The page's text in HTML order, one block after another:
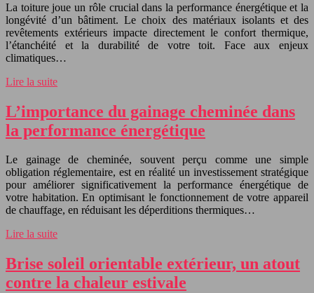
La toiture joue un rôle crucial dans la performance énergétique et la
longévité d’un bâtiment. Le choix des matériaux isolants et des
revêtements extérieurs impacte directement le confort thermique,
l’étanchéité et la durabilité de votre toit. Face aux enjeux
climatiques…
Lire la suite
L’importance du gainage cheminée dans
la performance énergétique
Le gainage de cheminée, souvent perçu comme une simple
obligation réglementaire, est en réalité un investissement stratégique
pour améliorer significativement la performance énergétique de
votre habitation. En optimisant le fonctionnement de votre appareil
de chauffage, en réduisant les déperditions thermiques…
Lire la suite
Brise soleil orientable extérieur, un atout
contre la chaleur estivale